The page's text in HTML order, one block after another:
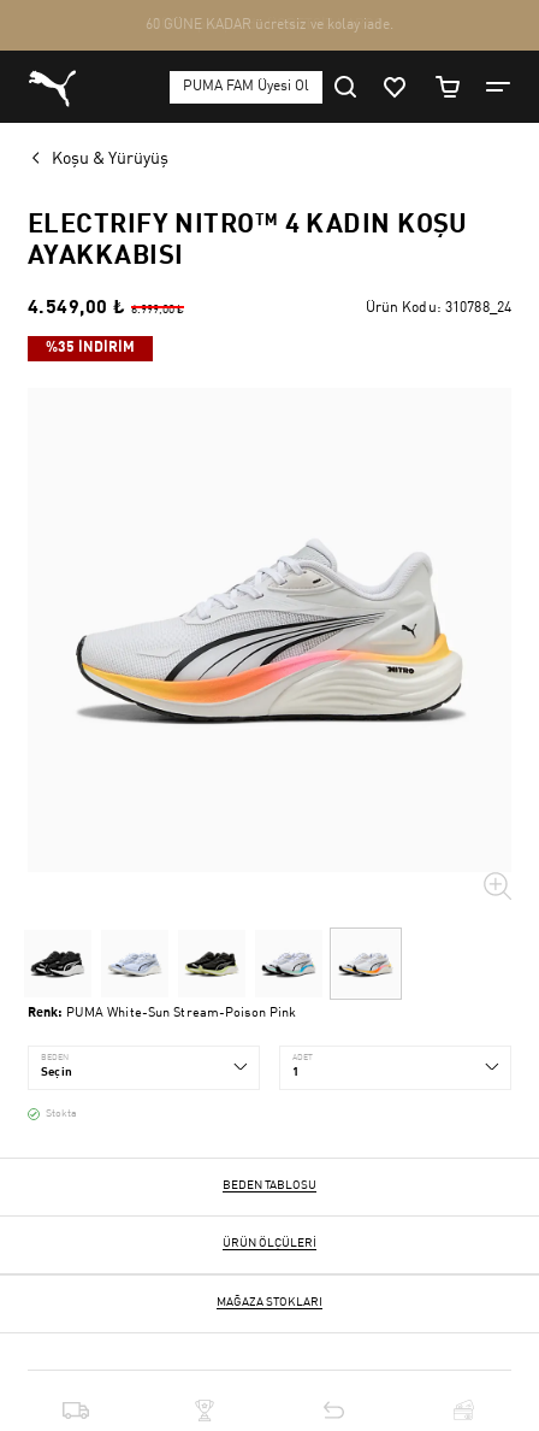
Koşu & Yürüyüş
ELECTRIFY NITRO™ 4 KADIN KOŞU
AYAKKABISI
4.549,00 ₺ 6.999,00 ₺ Ürün Kodu: 310788_24
%35 İNDİRİM
Renk: PUMA White-Sun Stream-Poison Pink
BEDEN ADET
Stokta
BEDEN TABLOSU
ÜRÜN ÖLÇÜLERI
MAĞAZA STOKLARI